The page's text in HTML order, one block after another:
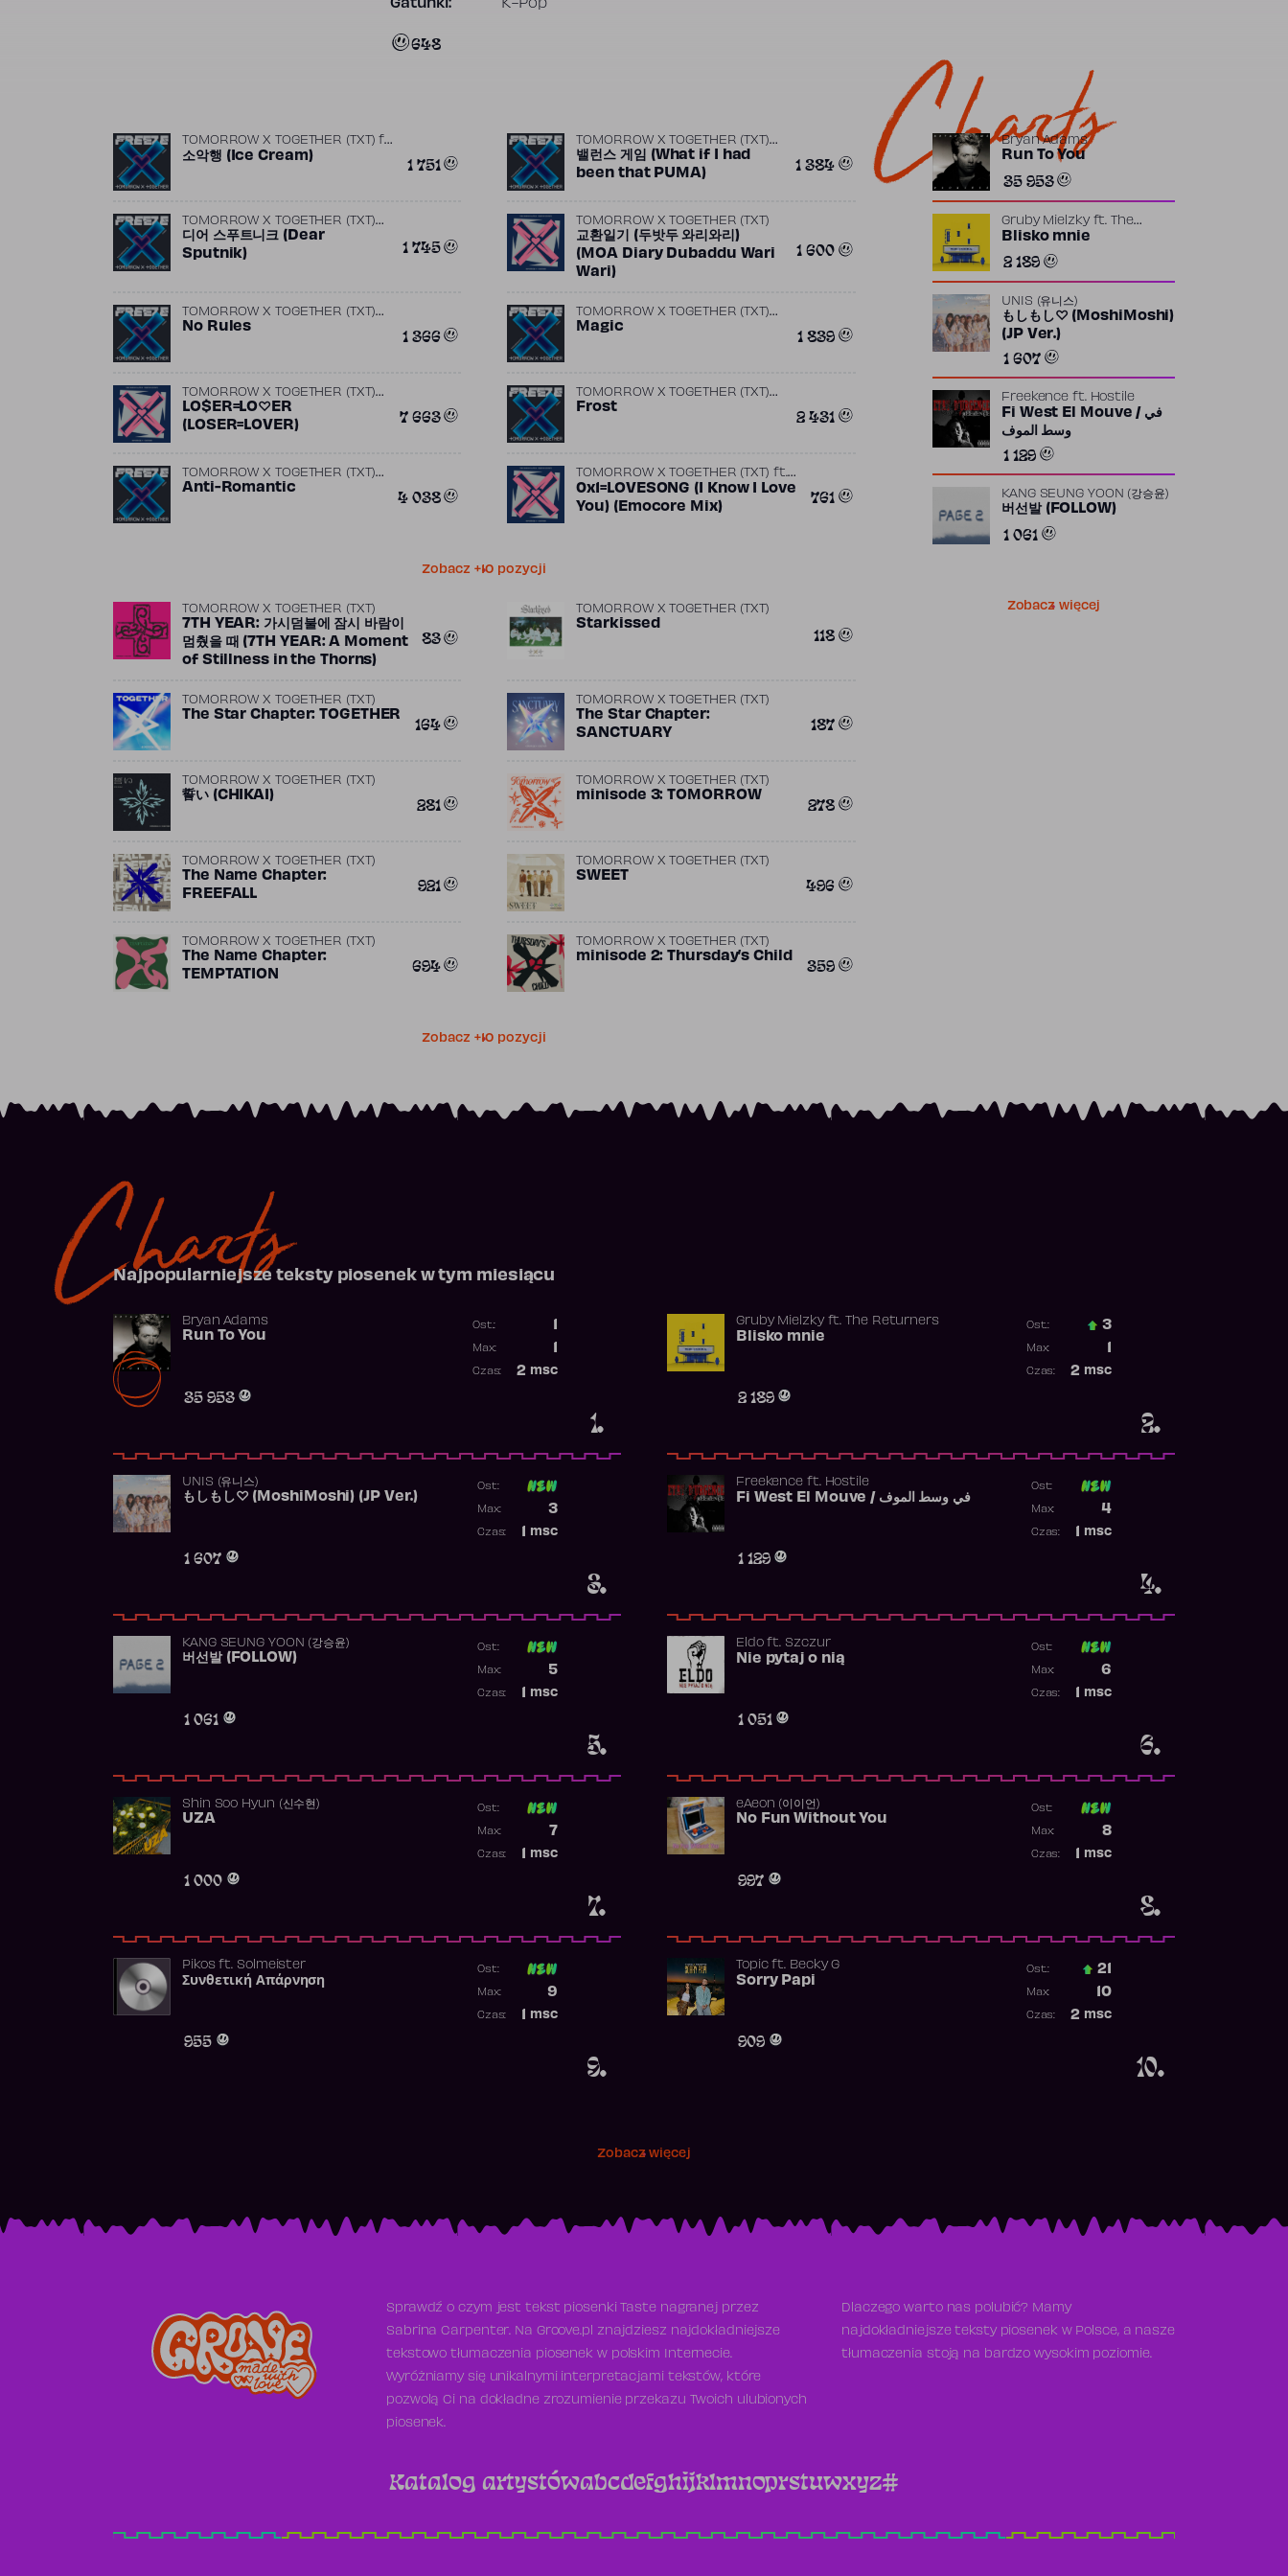
Gatunki: K-Pop
648
TOMORROW X TOGETHER (TXT) ft.
Jacob Attwooll
소악행 (Ice Cream) 1 751
TOMORROW X TOGETHER (TXT)
ft.Ebenezer,Magnus
밸런스 게임 (What if I had
been that PUMA)
1 384
TOMORROW X TOGETHER (TXT)
ft.EL CAPITXN, HUENING KAI
(TXT)
디어 스푸트니크 (Dear
Sputnik)
1 745
TOMORROW X TOGETHER (TXT)
교환일기 (두밧두 와리와리)
(MOA Diary Dubaddu Wari
Wari)
1 600
TOMORROW X TOGETHER (TXT)
ft.Ollipop
No Rules 1 366
TOMORROW X TOGETHER (TXT)
ft.Aaron Hibell
Magic 1 839
TOMORROW X TOGETHER (TXT)
ft.Slow Rabbit
LO$ER=LO♡ER
(LOSER=LOVER)
7 663
TOMORROW X TOGETHER (TXT)
ft.Jacob Manson
Frost 2 431
TOMORROW X TOGETHER (TXT)
ft.Alex Hope,Slow Rabbit
Anti-Romantic 4 038
TOMORROW X TOGETHER (TXT) ft.
Slow Rabbit(prod.Seori (서리) )
0x1=LOVESONG (I Know I Love
You) (Emocore Mix)
761
Zobacz +10 pozycji
TOMORROW X TOGETHER (TXT)
7TH YEAR: 가시덤불에 잠시 바람이
멈췄을 때 (7TH YEAR: A Moment
of Stillness in the Thorns)
83
TOMORROW X TOGETHER (TXT)
Starkissed 118
TOMORROW X TOGETHER (TXT)
The Star Chapter: TOGETHER 164
TOMORROW X TOGETHER (TXT)
The Star Chapter:
SANCTUARY
187
TOMORROW X TOGETHER (TXT)
誓い (CHIKAI) 281
TOMORROW X TOGETHER (TXT)
minisode 3: TOMORROW 278
TOMORROW X TOGETHER (TXT)
The Name Chapter:
FREEFALL
921
TOMORROW X TOGETHER (TXT)
SWEET 496
TOMORROW X TOGETHER (TXT)
The Name Chapter:
TEMPTATION
694
TOMORROW X TOGETHER (TXT)
minisode 2: Thursday’s Child 359
Zobacz +10 pozycji
Charts
Bryan Adams
Run To You
35 953
Gruby Mielzkyft.
The
Returners
Blisko mnie
2 189
UNIS (유니스)
もしもし♡ (MoshiMoshi)
(JP Ver.)
1 607
Freekence ft. Hostile
Fi West El Mouve / في
وسط الموف
1 129
KANG SEUNG YOON (강승윤)
버선발 (FOLLOW)
1 061
Zobacz więcej
Charts
Najpopularniejsze teksty piosenek w tym miesiącu
1.
Bryan Adams
Run To You
35 953
Ost.:
Max:
2 msc
Czas:
2.
Gruby Mielzkyft. The Returners
Blisko mnie
2 189
Ost.: 3
Max:
2 msc
Czas:
3.
UNIS (유니스)
もしもし♡ (MoshiMoshi) (JP Ver.)
1 607
Ost:
3
Max:
msc
Czas:
4.
Freekence ft. Hostile
Fi West El Mouve / في وسط الموف
1 129
Ost:
4
Max:
msc
Czas:
5.
KANG SEUNG YOON (강승윤)
버선발 (FOLLOW)
1 061
Ost:
5
Max:
msc
Czas:
6.
Eldoft. Szczur
Nie pytaj o nią
1 051
Ost:
6
Max:
msc
Czas:
7.
Shin Soo Hyun (신수현)
UZA
1 000
Ost:
7
Max:
msc
Czas:
8.
​eAeon (이이언)
No Fun Without You
997
Ost:
8
Max:
msc
Czas:
9.
Pikosft. Solmeister
Συνθετική Απάρνηση
955
Ost:
9
Max:
msc
Czas:
10.
Topicft. Becky G
Sorry Papi
909
Ost.: 21
10
Max:
2 msc
Czas:
Zobacz więcej
Sprawdź o czym jest tekst piosenki Taste nagranej przez
Sabrina Carpenter. Na Groove.pl znajdziesz najdokładniejsze
tekstowo tłumaczenia piosenek w polskim Internecie.
Wyróżniamy się unikalnymi interpretacjami tekstów, które
pozwolą Ci na dokładne zrozumienie przekazu Twoich ulubionych
piosenek.
Dlaczego warto nas polubić? Mamy
najdokładniejsze teksty piosenek w Polsce, a nasze
tłumaczenia stoją na bardzo wysokim poziomie.
Katalog artystówabcdefghijklmnoprstuwxyz#